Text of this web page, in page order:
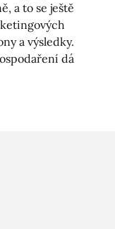
a to se ještě
a výsledky.
dá